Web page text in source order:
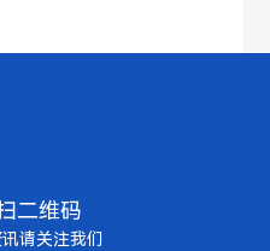
二维码
请关注我们